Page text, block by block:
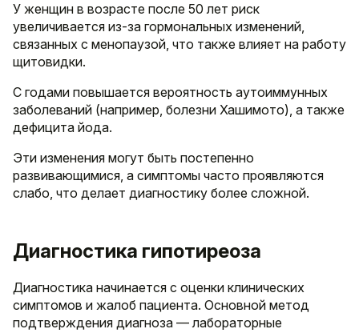
У женщин в возрасте после 50 лет риск
увеличивается из-за гормональных изменений,
связанных с менопаузой, что также влияет на работу
щитовидки.
С годами повышается вероятность аутоиммунных
заболеваний (например, болезни Хашимото), а также
дефицита йода.
Эти изменения могут быть постепенно
развивающимися, а симптомы часто проявляются
слабо, что делает диагностику более сложной.
Диагностика гипотиреоза
Диагностика начинается с оценки клинических
симптомов и жалоб пациента. Основной метод
подтверждения диагноза — лабораторные